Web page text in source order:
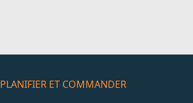
PLANIFIER ET COMMANDER